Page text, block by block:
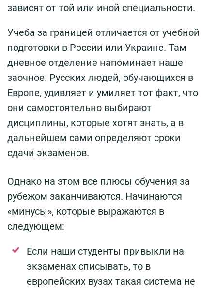
зависят от той или иной специальности.
Учеба за границей отличается от учебной
подготовки в России или Украине. Там
дневное отделение напоминает наше
заочное. Русских людей, обучающихся в
Европе, удивляет и умиляет тот факт, что
они самостоятельно выбирают
дисциплины, которые хотят знать, а в
дальнейшем сами определяют сроки
сдачи экзаменов.
Однако на этом все плюсы обучения за
рубежом заканчиваются. Начинаются
«минусы», которые выражаются в
следующем:
Если наши студенты привыкли на
экзаменах списывать, то в
европейских вузах такая система не